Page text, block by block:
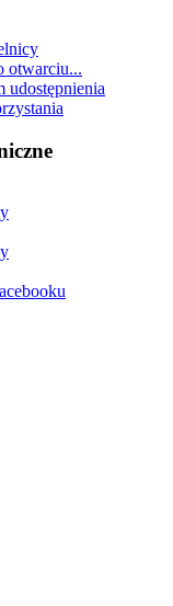
otwarciu...
udostępnienia